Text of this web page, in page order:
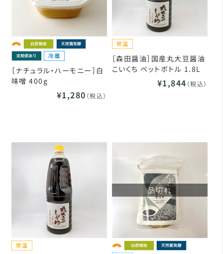
［ナチュラル・ハーモニー］白
味噌 400g
¥1,280 （税込）
［森田醤油］国産丸大豆醤油
こいくち ペットボトル 1.8L
¥1,844 （税込）
品切れ